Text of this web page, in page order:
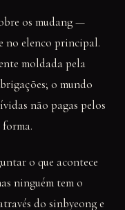
os mudang —
no elenco principal.
moldada pela
o mundo
não pagas pelos
forma.
o que acontece
ninguém tem o
do sinbyeong e